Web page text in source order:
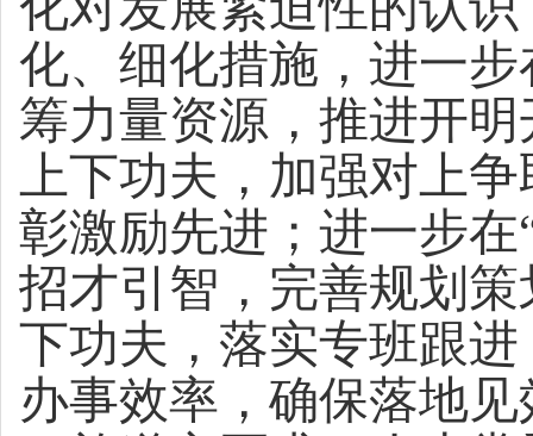
化、细化措施，进一
筹力量资源，推进开
上下功夫，加强对上
彰激励先进；进一步
招才引智，完善规划
下功夫，落实专班跟
办事效率，确保落地